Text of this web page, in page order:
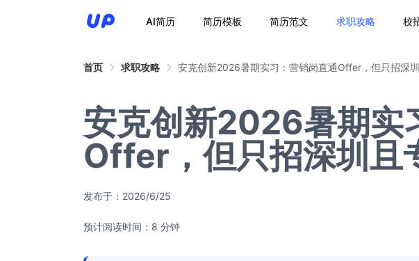
AI简历 简历模板 简历范文 求职攻略 校
首页 求职攻略 安克创新2026暑期实习：营销岗直通Offer，但只招深
安克创新2026暑期实
Offer，但只招深圳且
发布于： 2026/6/25
预计阅读时间：8 分钟